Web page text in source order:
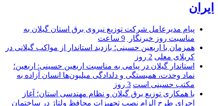
ایران
پیام مدیرعامل شركت توزیع نیروی برق استان گیلان به
مناسبت روز خبرنگار ‌
9 ساعت
همزمان با اربعین حسینی؛ بازدید استاندار از مواکب گیلانی در
کربلای معلی 2 روز
استاندار گیلان در پیامی به مناسبت اربعین حسینی: اربعین؛
نماد وحدت، همبستگی و دلدادگی میلیون‌ها انسان آزاده به
مکتب حسینی است 3 روز
با همکاری توزیع برق گیلان و نظام مهندسی استان؛ آغاز
اجرای طرح الزام نصب تجهیزات محافظ ولتاژ در ساختمان